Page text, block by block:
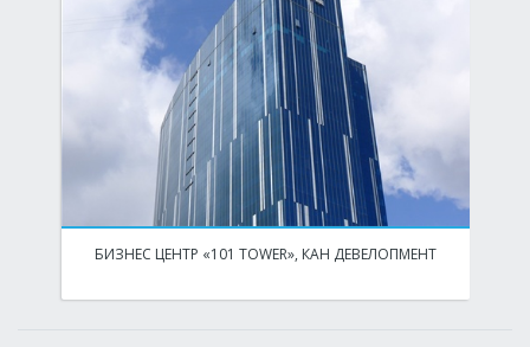
БИЗНЕС ЦЕНТР «101 TOWER», КАН ДЕВЕЛОПМЕНТ